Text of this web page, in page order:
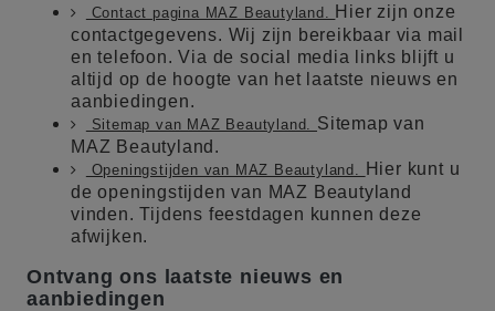
Contact pagina MAZ Beautyland.
Hier zijn onze
contactgegevens. Wij zijn bereikbaar via mail
en telefoon. Via de social media links blijft u
altijd op de hoogte van het laatste nieuws en
aanbiedingen.
Sitemap van MAZ Beautyland. Sitemap van
MAZ Beautyland.
Openingstijden van MAZ Beautyland.
Hier kunt u
de openingstijden van MAZ Beautyland
vinden. Tijdens feestdagen kunnen deze
afwijken.
Ontvang ons laatste nieuws en
aanbiedingen